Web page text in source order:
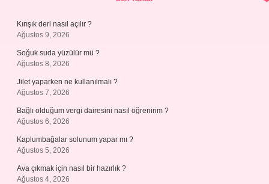
Kırışık deri nasıl açılır ?
Ağustos 9, 2026
Soğuk suda yüzülür mü ?
Ağustos 8, 2026
Jilet yaparken ne kullanılmalı ?
Ağustos 7, 2026
Bağlı olduğum vergi dairesini nasıl öğrenirim ?
Ağustos 6, 2026
Kaplumbağalar solunum yapar mı ?
Ağustos 5, 2026
Ava çıkmak için nasıl bir hazırlık ?
Ağustos 4, 2026